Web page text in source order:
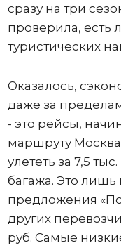
сразу на три
проверила, есть
туристических
Оказалось,
даже за
- это рейсы,
маршруту Москва
улететь за 7,5
багажа. Это
предложения
других
руб. Самые